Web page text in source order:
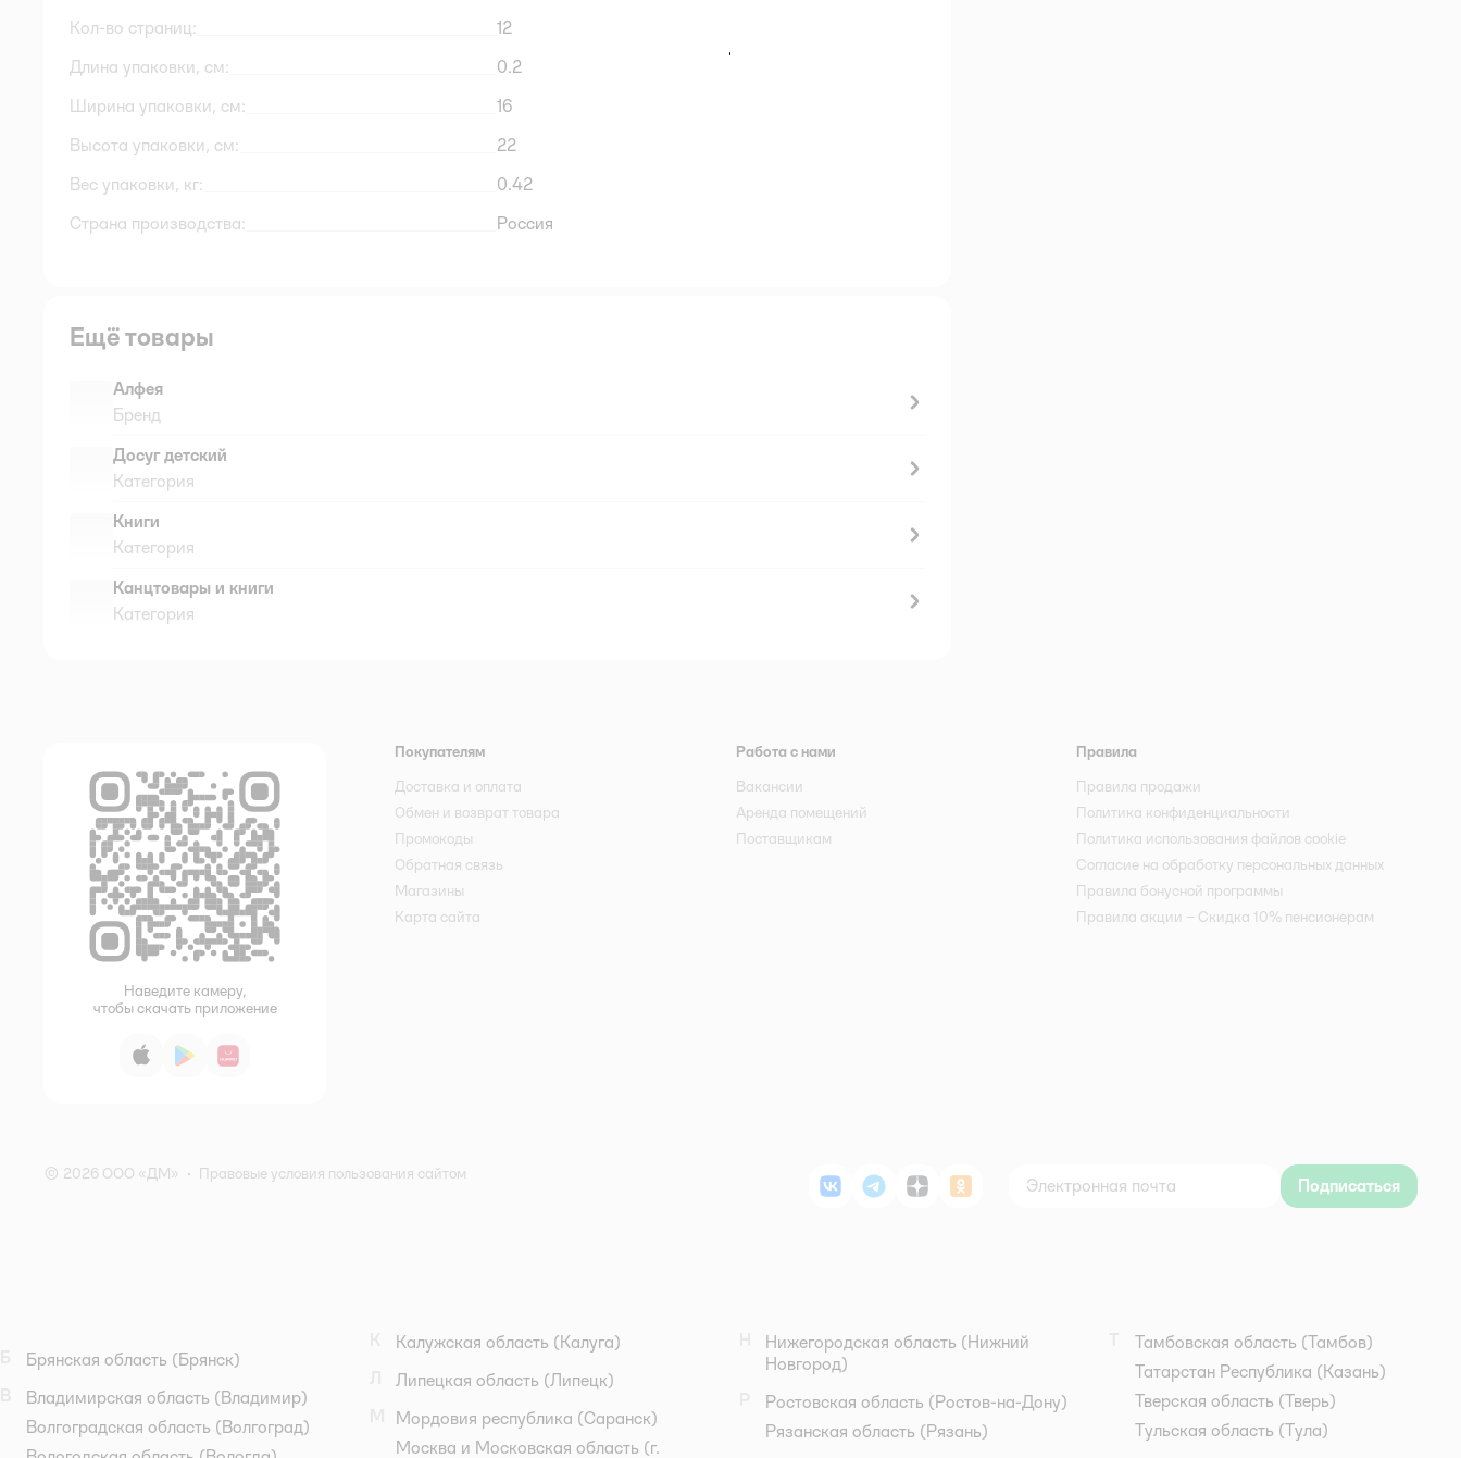
Кол-во страниц:
12
Длина упаковки, см:
0.2
Ширина упаковки, см:
16
Высота упаковки, см:
22
Вес упаковки, кг:
0.42
Страна производства:
Россия
Ещё товары
Алфея
Бренд
Досуг детский
Категория
Книги
Категория
Канцтовары и книги
Категория
Наведите камеру,
чтобы скачать приложение
App StoreGoogle PlayAppGallery
Покупателям
Доставка и оплата
Обмен и возврат товара
Промокоды
Обратная связь
Магазины
Карта сайта
Работа с нами
Вакансии
Аренда помещений
Поставщикам
Правила
Правила продажи
Политика конфиденциальности
Политика использования файлов cookie
Согласие на обработку персональных данных
Правила бонусной программы
Правила акции – Скидка 10% пенсионерам
© 2026 ООО «ДМ» • Правовые условия пользования сайтом
ВКонтакте
TelegramДзен Одноклассники Подписаться
Брянская область (Брянск)
Владимирская область (Владимир)
Волгоградская область (Волгоград)
Калужская область (Калуга)
Липецкая область (Липецк)
Мордовия республика (Саранск)
Москва и Московская область (г.
Нижегородская область (Нижний
Новгород)
Ростовская область (Ростов-на-Дону)
Рязанская область (Рязань)
Тамбовская область (Тамбов)
Татарстан Республика (Казань)
Тверская область (Тверь)
Тульская область (Тула)